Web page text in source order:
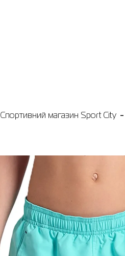
Спортивний магазин Sport City